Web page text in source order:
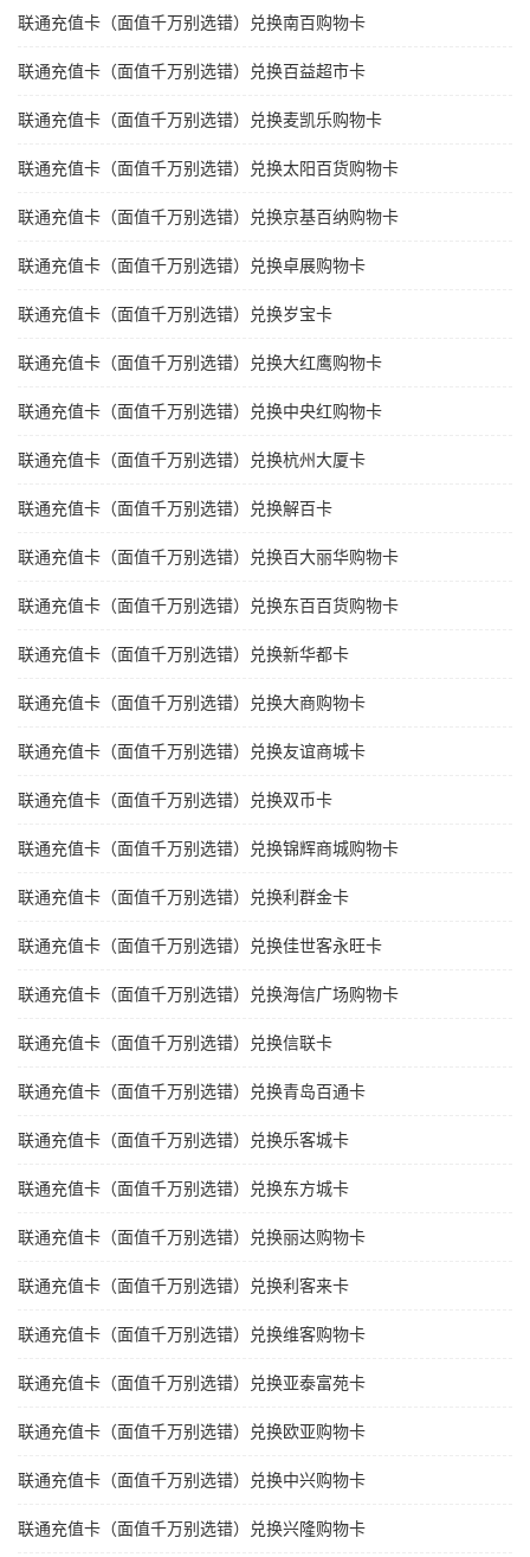
联通充值卡（面值千万别选错）兑换南百购物卡
联通充值卡（面值千万别选错）兑换百益超市卡
联通充值卡（面值千万别选错）兑换麦凯乐购物卡
联通充值卡（面值千万别选错）兑换太阳百货购物卡
联通充值卡（面值千万别选错）兑换京基百纳购物卡
联通充值卡（面值千万别选错）兑换卓展购物卡
联通充值卡（面值千万别选错）兑换岁宝卡
联通充值卡（面值千万别选错）兑换大红鹰购物卡
联通充值卡（面值千万别选错）兑换中央红购物卡
联通充值卡（面值千万别选错）兑换杭州大厦卡
联通充值卡（面值千万别选错）兑换解百卡
联通充值卡（面值千万别选错）兑换百大丽华购物卡
联通充值卡（面值千万别选错）兑换东百百货购物卡
联通充值卡（面值千万别选错）兑换新华都卡
联通充值卡（面值千万别选错）兑换大商购物卡
联通充值卡（面值千万别选错）兑换友谊商城卡
联通充值卡（面值千万别选错）兑换双币卡
联通充值卡（面值千万别选错）兑换锦辉商城购物卡
联通充值卡（面值千万别选错）兑换利群金卡
联通充值卡（面值千万别选错）兑换佳世客永旺卡
联通充值卡（面值千万别选错）兑换海信广场购物卡
联通充值卡（面值千万别选错）兑换信联卡
联通充值卡（面值千万别选错）兑换青岛百通卡
联通充值卡（面值千万别选错）兑换乐客城卡
联通充值卡（面值千万别选错）兑换东方城卡
联通充值卡（面值千万别选错）兑换丽达购物卡
联通充值卡（面值千万别选错）兑换利客来卡
联通充值卡（面值千万别选错）兑换维客购物卡
联通充值卡（面值千万别选错）兑换亚泰富苑卡
联通充值卡（面值千万别选错）兑换欧亚购物卡
联通充值卡（面值千万别选错）兑换中兴购物卡
联通充值卡（面值千万别选错）兑换兴隆购物卡